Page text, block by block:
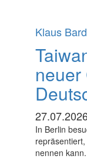
Klaus
In Berlin
nennen